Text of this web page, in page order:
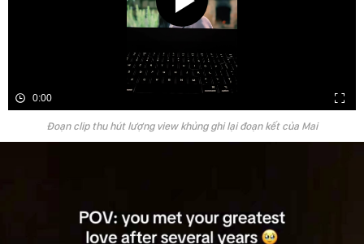
0:00
Đoạn clip thu hút lượng view khủng ghi lại đoạn kết của Mai